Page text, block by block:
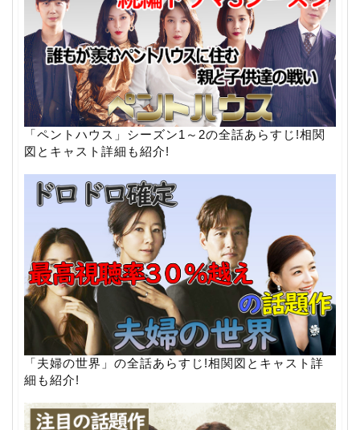
「ペントハウス」シーズン1～2の全話あらすじ!相関
図とキャスト詳細も紹介!
「夫婦の世界」の全話あらすじ!相関図とキャスト詳
細も紹介!